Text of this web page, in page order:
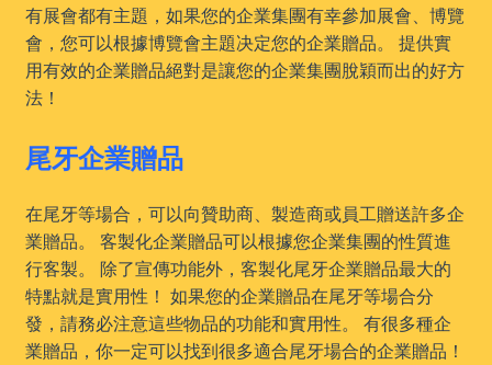
有展會都有主題，如果您的企業集團有幸參加展會、博覽
會，您可以根據博覽會主題决定您的企業贈品。 提供實
用有效的企業贈品絕對是讓您的企業集團脫穎而出的好方
法！
尾牙企業贈品
在尾牙等場合，可以向贊助商、製造商或員工贈送許多企
業贈品。 客製化企業贈品可以根據您企業集團的性質進
行客製。 除了宣傳功能外，客製化尾牙企業贈品最大的
特點就是實用性！ 如果您的企業贈品在尾牙等場合分
發，請務必注意這些物品的功能和實用性。 有很多種企
業贈品，你一定可以找到很多適合尾牙場合的企業贈品！